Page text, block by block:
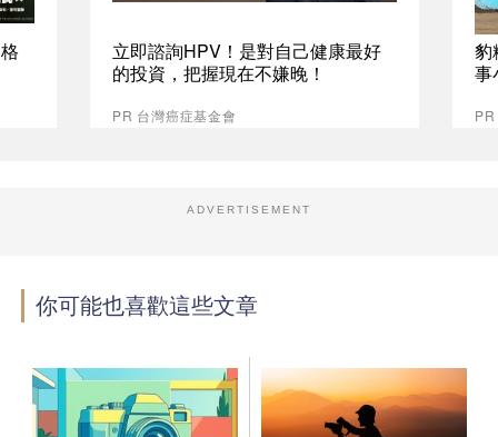
立即諮詢HPV！是對自己健康最好
的投資，把握現在不嫌晚！
PR 台灣癌症基金會
豹
事
ADVERTISEMENT
你可能也喜歡這些文章